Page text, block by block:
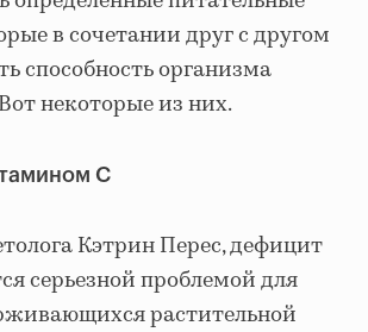
в сочетании друг с другом
способность организма
некоторые из них.
С
Кэтрин Перес, дефицит
серьезной проблемой для
растительной